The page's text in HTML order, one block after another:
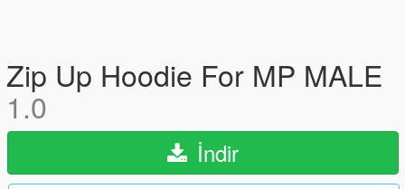
Zip Up Hoodie For MP MALE
1.0
İndir